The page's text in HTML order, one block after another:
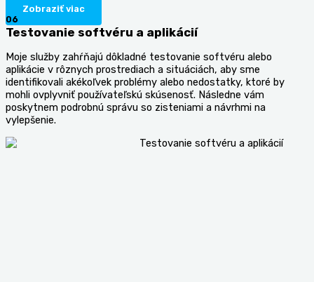
Zobraziť viac
06
Testovanie softvéru a aplikácií
Moje služby zahŕňajú dôkladné testovanie softvéru alebo
aplikácie v rôznych prostrediach a situáciách, aby sme
identifikovali akékoľvek problémy alebo nedostatky, ktoré by
mohli ovplyvniť používateľskú skúsenosť. Následne vám
poskytnem podrobnú správu so zisteniami a návrhmi na
vylepšenie.